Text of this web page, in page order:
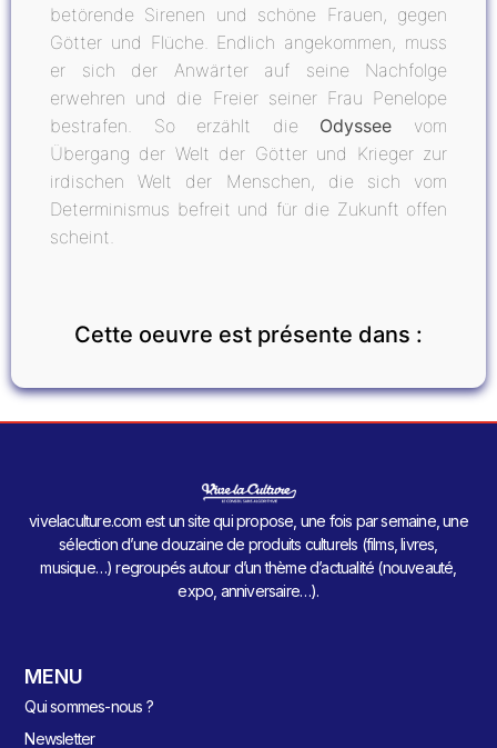
betörende Sirenen und schöne Frauen, gegen
Götter und Flüche. Endlich angekommen, muss
er sich der Anwärter auf seine Nachfolge
erwehren und die Freier seiner Frau Penelope
bestrafen. So erzählt die Odyssee vom
Übergang der Welt der Götter und Krieger zur
irdischen Welt der Menschen, die sich vom
Determinismus befreit und für die Zukunft offen
scheint.
Cette oeuvre est présente dans :
vivelaculture.com est un site qui propose, une fois par semaine, une
sélection d’une douzaine de produits culturels (films, livres,
musique…) regroupés autour d’un thème d’actualité (nouveauté,
expo, anniversaire…).
MENU
Qui sommes-nous ?
Newsletter